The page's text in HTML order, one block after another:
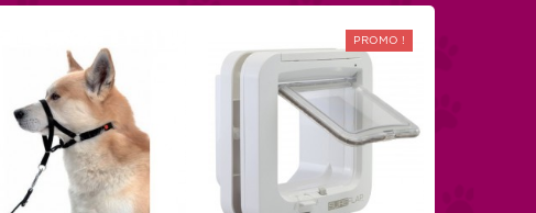
PROMO !